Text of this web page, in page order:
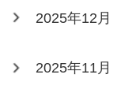
2025年12月
2025年11月